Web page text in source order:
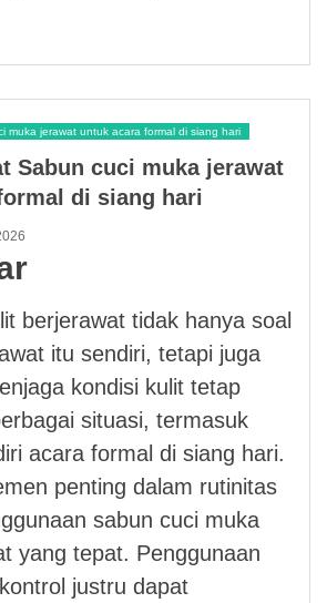
muka jerawat untuk acara formal di siang hari
Sabun cuci muka jerawat
di siang hari
berjerawat tidak hanya soal
itu sendiri, tetapi juga
kondisi kulit tetap
situasi, termasuk
acara formal di siang hari.
penting dalam rutinitas
sabun cuci muka
yang tepat. Penggunaan
justru dapat